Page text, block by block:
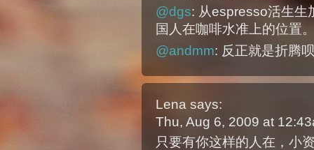
@dgs: 从espresso活生生
国人在咖啡水准上的位置
@andmm: 反正就是折腾
Lena says:
Thu, Aug 6, 2009 at
只要有你这样的人在，小